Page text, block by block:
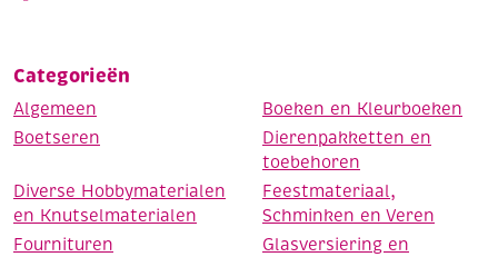
Categorieën
Algemeen
Boeken en Kleurboeken
Boetseren
Dierenpakketten en
toebehoren
Diverse Hobbymaterialen
en Knutselmaterialen
Feestmateriaal,
Schminken en Veren
Fournituren
Glasversiering en